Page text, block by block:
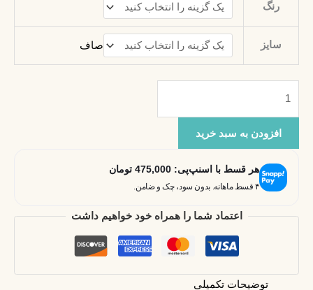
رنگ
سایز صاف
افزودن به سبد خرید
هر قسط با اسنپ‌پی: 475,000 تومان
۴ قسط ماهانه. بدون سود، چک و ضامن.
اعتماد شما را همراه خود خواهیم داشت
توضیحات تکمیلی